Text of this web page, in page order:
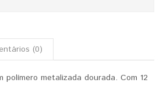
(0)
metalizada dourada. Com 12